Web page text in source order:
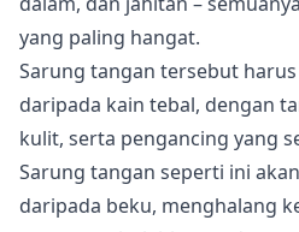
yang paling hangat.
Sarung tangan tersebut
daripada kain tebal, dengan
kulit, serta pengancing yang
Sarung tangan seperti ini
daripada beku, menghalang